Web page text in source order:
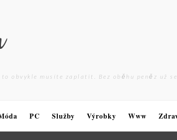
obvykle musíte zaplatit. Bez oběhu peněz už
PC Služby Výrobky Www